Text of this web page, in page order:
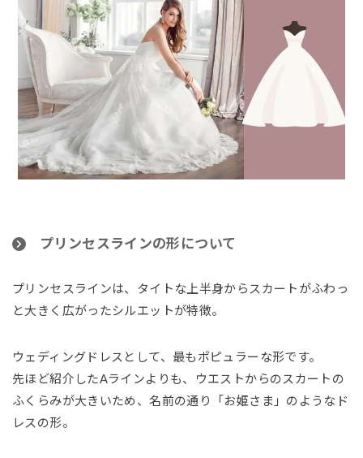
プリンセスラインの形について
プリンセスラインは、タイトな上半身からスカートがふわっ
と大きく広がったシルエットが特徴。
ウェディングドレスとして、最もポピュラーな形です。
先ほど紹介したAラインよりも、ウエストからのスカートの
ふくらみが大きいため、名前の通り「お姫さま」のようなド
レスの形。